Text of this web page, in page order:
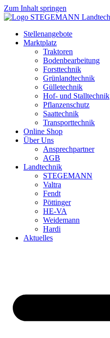
Zum Inhalt springen
Stellenangebote
Marktplatz
Traktoren
Bodenbearbeitung
Forsttechnik
Grünlandtechnik
Gülletechnik
Hof- und Stalltechnik
Pflanzenschutz
Saattechnik
Transporttechnik
Online Shop
Über Uns
Ansprechpartner
AGB
Landtechnik
STEGEMANN
Valtra
Fendt
Pöttinger
HE-VA
Weidemann
Hardi
Aktuelles